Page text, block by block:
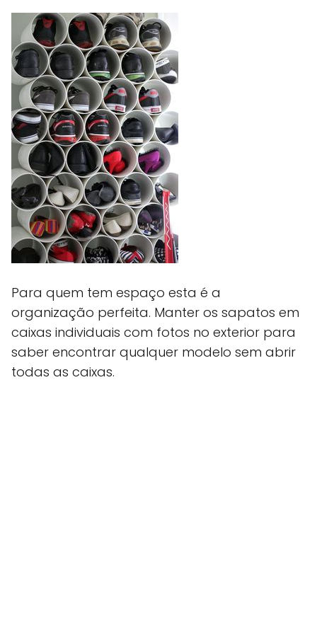
Para quem tem espaço esta é a
organização perfeita. Manter os sapatos em
caixas individuais com fotos no exterior para
saber encontrar qualquer modelo sem abrir
todas as caixas.